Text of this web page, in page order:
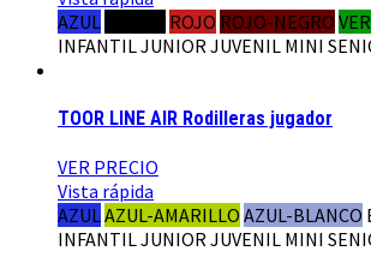
AZUL
ROJO ROJO-NEGRO
INFANTILJUNIOR JUVENIL MINI
TOOR LINE AIR Rodilleras jugador
VER PRECIO
Vista rápida
AZULAZUL-AMARILLO AZUL-BLANCO
INFANTILJUNIORJUVENIL MINI